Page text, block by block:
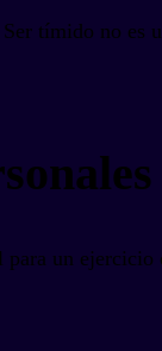
tímido no
para un